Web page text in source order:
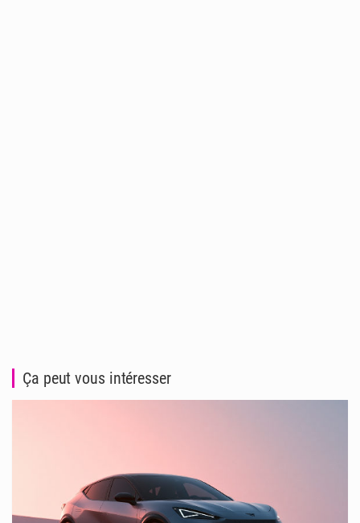
Ça peut vous intéresser